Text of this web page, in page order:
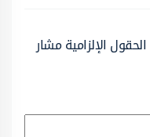
الحقول الإلزامية مشار